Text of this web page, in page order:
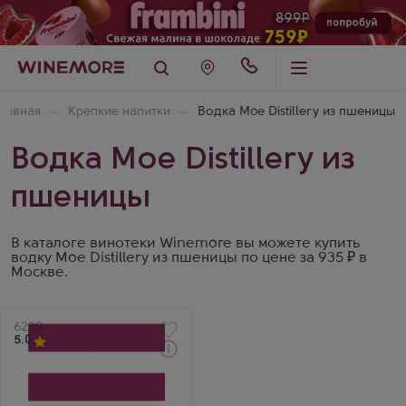
Крепкие напитки Водка Moe Distillery из пшеницы
Водка Moe Distillery из
пшеницы
В каталоге винотеки Winemore вы можете купить
водку Moe Distillery из пшеницы по цене за 935 ₽ в
Москве.
Артикул
6239
5.0